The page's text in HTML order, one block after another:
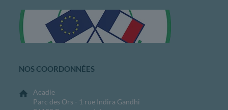
NOS COORDONNÉES
Acadie
Parc des Ors - 1 rue Indira Gandhi